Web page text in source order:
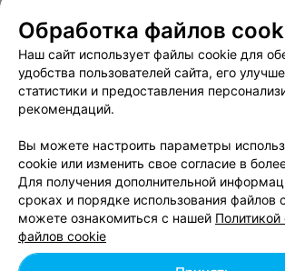
Вакансии
Публичный договор
Публичный договор по
«Афиша»
Пользовательское
Связаться по вопросам
Написать руководителю
Персональные настройки
Обработка персональных
Обработка файлов
Наш сайт использует файлы cookie для
удобства пользователей сайта, его
статистики и предоставления
рекомендаций.
Вы можете настроить параметры
cookie или изменить свое согласие в
Для получения дополнительной
сроках и порядке использования файлов
можете ознакомиться с нашей Политикой
файлов cookie